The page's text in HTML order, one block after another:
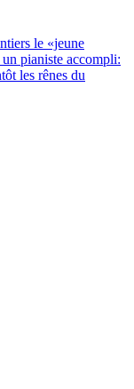
le «jeune
pianiste accompli:
les rênes du